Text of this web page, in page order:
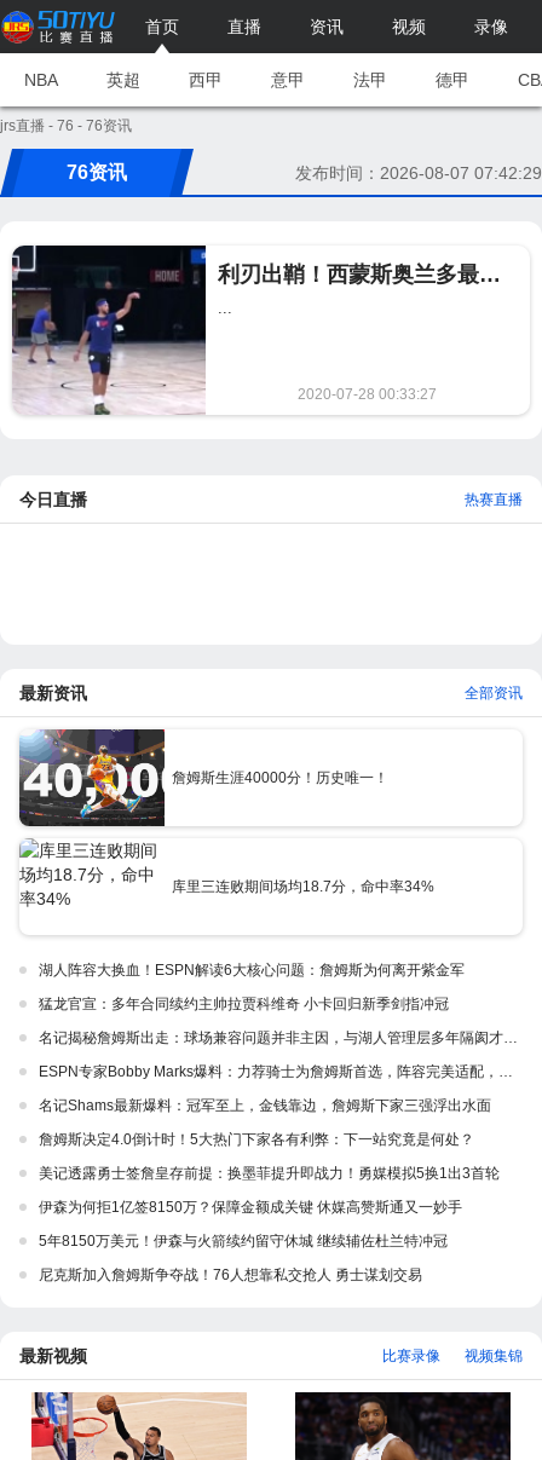
首页 直播 资讯 视频 录像
NBA 英超 西甲 意甲 法甲 德甲
jrs直播 - 76 - 76资讯
76资讯 发布时间：2026-08-07 07:42:29
利刃出鞘！西蒙斯奥兰多最新跳投训练 命中率不俗最强76人即将来袭？
...
2020-07-28 00:33:27
1447
今日直播 热赛直播
最新资讯 全部资讯
詹姆斯生涯40000分！历史唯一！
库里三连败期间场均18.7分，命中率34%
湖人阵容大换血！ESPN解读6大核心问题：詹姆斯为何离开紫金军
猛龙官宣：多年合同续约主帅拉贾科维奇 小卡回归新季剑指冲冠
名记揭秘詹姆斯出走：球场兼容问题并非主因，与湖人管理层多年隔阂才是真正导火索
ESPN专家Bobby Marks爆料：力荐骑士为詹姆斯首选，阵容完美适配，家乡情怀加分
名记Shams最新爆料：冠军至上，金钱靠边，詹姆斯下家三强浮出水面
詹姆斯决定4.0倒计时！5大热门下家各有利弊：下一站究竟是何处？
美记透露勇士签詹皇存前提：换墨菲提升即战力！勇媒模拟5换1出3首轮
伊森为何拒1亿签8150万？保障金额成关键 休媒高赞斯通又一妙手
5年8150万美元！伊森与火箭续约留守休城 继续辅佐杜兰特冲冠
尼克斯加入詹姆斯争夺战！76人想靠私交抢人 勇士谋划交易
最新视频 视频集锦
比赛录像